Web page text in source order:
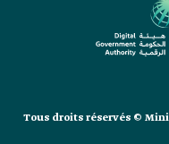
Tous droits réservés ©